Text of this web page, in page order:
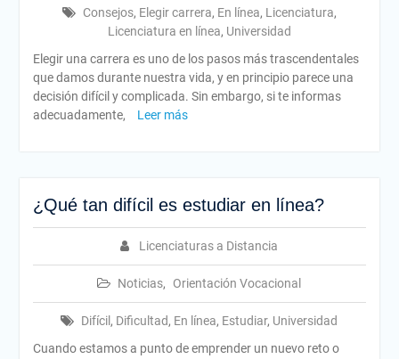
Consejos, Elegir carrera, En línea, Licenciatura,
Licenciatura en línea, Universidad
Elegir una carrera es uno de los pasos más trascendentales
que damos durante nuestra vida, y en principio parece una
decisión difícil y complicada. Sin embargo, si te informas
adecuadamente,
Leer más
¿Qué tan difícil es estudiar en línea?
Licenciaturas a Distancia
Noticias, Orientación Vocacional
Difícil , Dificultad, En línea, Estudiar, Universidad
Cuando estamos a punto de emprender un nuevo reto o